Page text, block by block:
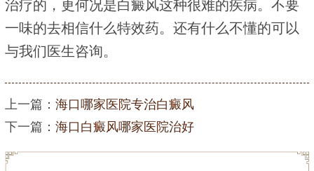
治疗的，更何况是白癜风这种很难的疾病。不要
一味的去相信什么特效药。还有什么不懂的可以
与我们医生咨询。
上一篇： 海口哪家医院专治白癜风
下一篇： 海口白癜风哪家医院治好